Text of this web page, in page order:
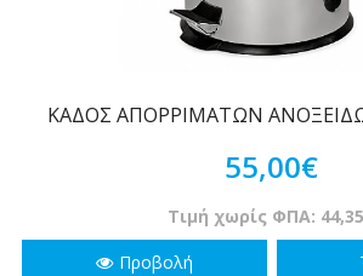
ΚΑΔΟΣ ΑΠΟΡΡΙΜΑΤΩΝ
55,00€
Τιμή χωρίς ΦΠΑ:
Προβολή